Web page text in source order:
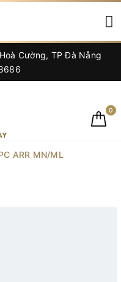
Cường, TP Đà Nẵng
0
ARR MN/ML